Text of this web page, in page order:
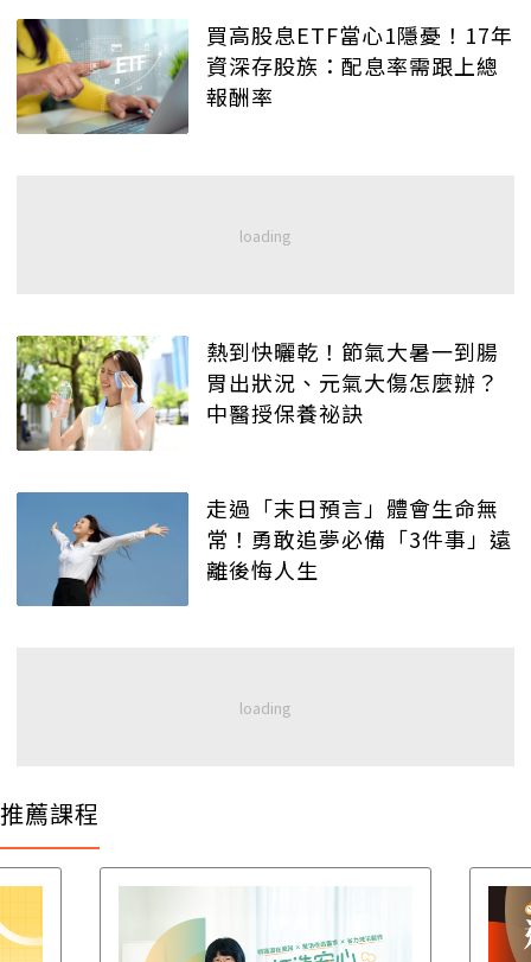
買高股息ETF當心1隱憂！17年
資深存股族：配息率需跟上總
報酬率
熱到快曬乾！節氣大暑一到腸
胃出狀況、元氣大傷怎麼辦？
中醫授保養祕訣
走過「末日預言」體會生命無
常！勇敢追夢必備「3件事」遠
離後悔人生
推薦課程